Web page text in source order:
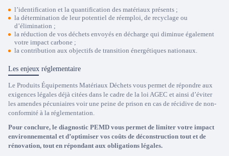
l’identification et la quantification des matériaux présents ;
la détermination de leur potentiel de réemploi, de recyclage ou
d’élimination ;
la réduction de vos déchets envoyés en décharge qui diminue également
votre impact carbone ;
la contribution aux objectifs de transition énergétiques nationaux.
Les enjeux réglementaire
Le Produits Équipements Matériaux Déchets vous permet de répondre aux
exigences légales déjà citées dans le cadre de la loi AGEC et ainsi d’éviter
les amendes pécuniaires voir une peine de prison en cas de récidive de non-
conformité à la réglementation.
Pour conclure, le diagnostic PEMD vous permet de limiter votre impact
environnemental et d’optimiser vos coûts de déconstruction tout et de
rénovation, tout en répondant aux obligations légales.